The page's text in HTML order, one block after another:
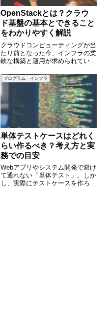
OpenStackとは？クラウ
ド基盤の基本とできること
をわかりやすく解説
クラウドコンピューティングが当
たり前となった今、インフラの柔
軟な構築と運用が求められていま
が「OpenStack（オープンスタッ
ク）」というオープンソースのク
ラウド基盤ソフトウェアです。
Amazon Web S
プログラム、インフラ
単体テストケースはどれく
らい作るべき？考え方と実
務での目安
Webアプリやシステム開発で避け
て通れない「単体テスト」。しか
し、実際にテストケースを作ろう